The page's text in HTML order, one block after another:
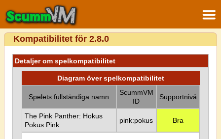
Kompatibilitet för 2.8.0
Detaljer om spelkompatibilitet
Diagram över spelkompatibilitet
Spelets fullständiga namn
ScummVM
ID
Supportnivå
The Pink Panther: Hokus
Pokus Pink
pink:pokus Bra